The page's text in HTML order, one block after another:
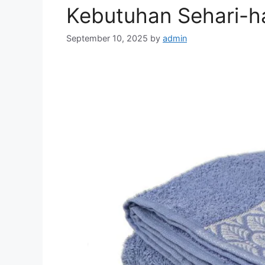
Kebutuhan Sehari-
September 10, 2025 by admin